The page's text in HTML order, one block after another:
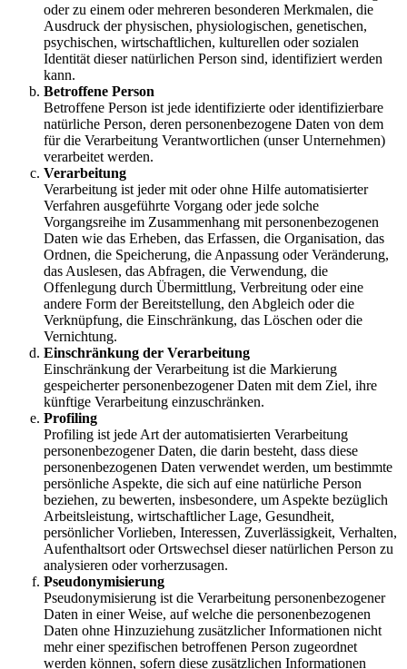
oder zu einem oder mehreren besonderen Merkmalen, die
Ausdruck der physischen, physiologischen, genetischen,
psychischen, wirtschaftlichen, kulturellen oder sozialen
Identität dieser natürlichen Person sind, identifiziert werden
kann.
Betroffene Person
Betroffene Person ist jede identifizierte oder identifizierbare
natürliche Person, deren personenbezogene Daten von dem
für die Verarbeitung Verantwortlichen (unser Unternehmen)
verarbeitet werden.
Verarbeitung
Verarbeitung ist jeder mit oder ohne Hilfe automatisierter
Verfahren ausgeführte Vorgang oder jede solche
Vorgangsreihe im Zusammenhang mit personenbezogenen
Daten wie das Erheben, das Erfassen, die Organisation, das
Ordnen, die Speicherung, die Anpassung oder Veränderung,
das Auslesen, das Abfragen, die Verwendung, die
Offenlegung durch Übermittlung, Verbreitung oder eine
andere Form der Bereitstellung, den Abgleich oder die
Verknüpfung, die Einschränkung, das Löschen oder die
Vernichtung.
Einschränkung der Verarbeitung
Einschränkung der Verarbeitung ist die Markierung
gespeicherter personenbezogener Daten mit dem Ziel, ihre
künftige Verarbeitung einzuschränken.
Profiling
Profiling ist jede Art der automatisierten Verarbeitung
personenbezogener Daten, die darin besteht, dass diese
personenbezogenen Daten verwendet werden, um bestimmte
persönliche Aspekte, die sich auf eine natürliche Person
beziehen, zu bewerten, insbesondere, um Aspekte bezüglich
Arbeitsleistung, wirtschaftlicher Lage, Gesundheit,
persönlicher Vorlieben, Interessen, Zuverlässigkeit, Verhalten,
Aufenthaltsort oder Ortswechsel dieser natürlichen Person zu
analysieren oder vorherzusagen.
Pseudonymisierung
Pseudonymisierung ist die Verarbeitung personenbezogener
Daten in einer Weise, auf welche die personenbezogenen
Daten ohne Hinzuziehung zusätzlicher Informationen nicht
mehr einer spezifischen betroffenen Person zugeordnet
werden können, sofern diese zusätzlichen Informationen